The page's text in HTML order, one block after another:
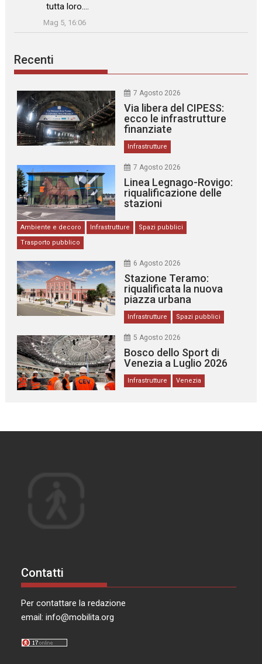
tutta loro.…
”
Mag 5, 16:06
Recenti
7 Agosto 2026
Via libera del CIPESS:
ecco le infrastrutture
finanziate
Infrastrutture
7 Agosto 2026
Linea Legnago-Rovigo:
riqualificazione delle
stazioni
Ambiente e decoro Infrastrutture
Spazi pubblici
Trasporto pubblico
6 Agosto 2026
Stazione Teramo:
riqualificata la nuova
piazza urbana
Infrastrutture Spazi pubblici
5 Agosto 2026
Bosco dello Sport di
Venezia a Luglio 2026
Infrastrutture Venezia
Contatti
Per contattare la redazione
email:info@mobilita.org